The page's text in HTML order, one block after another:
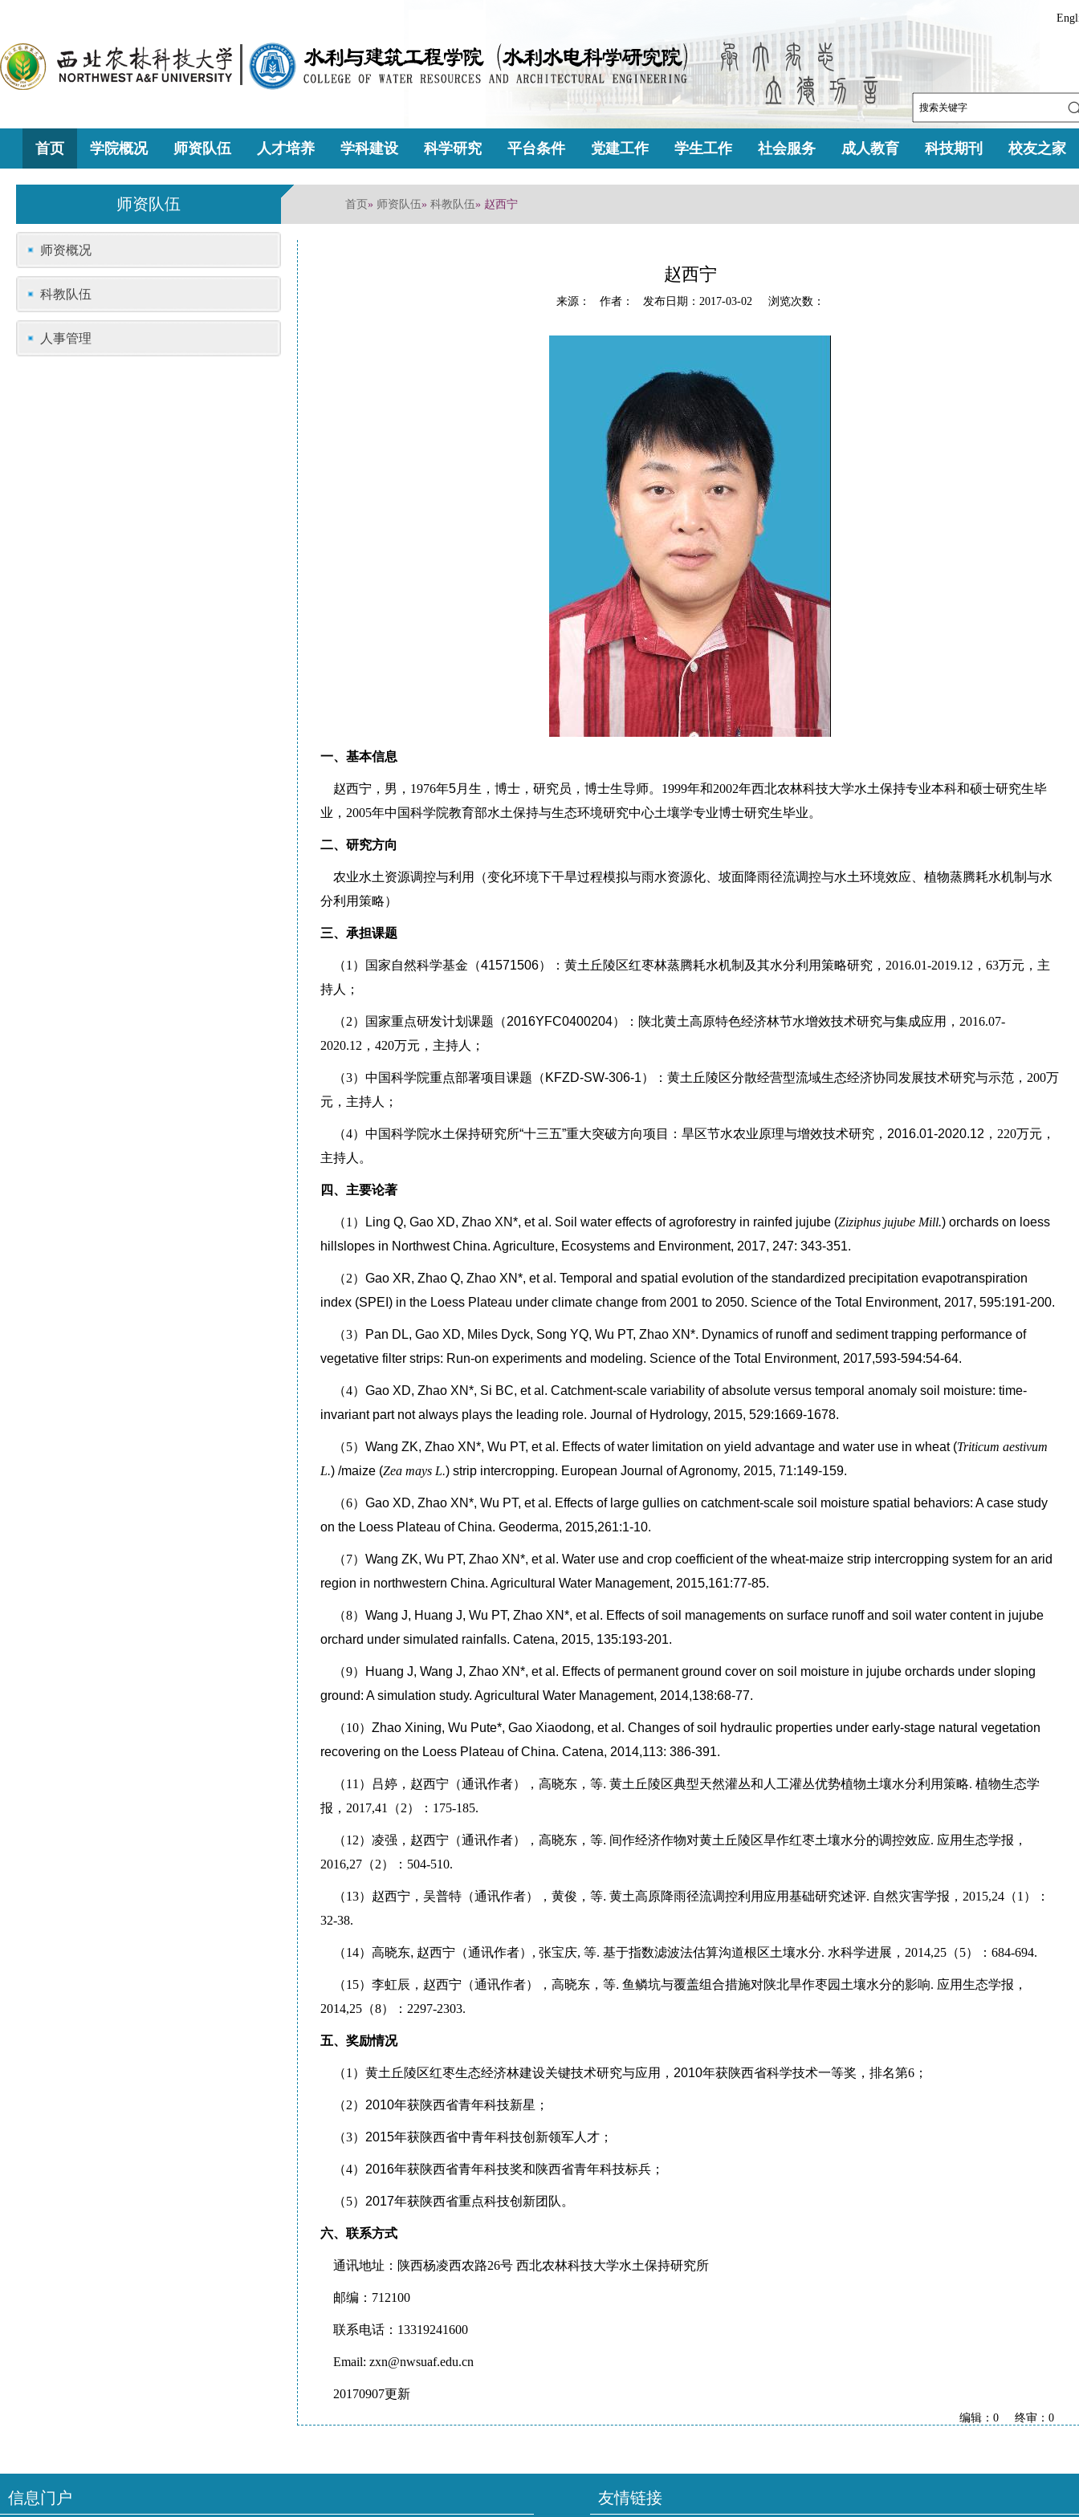
首页 学院概况 师资队伍 人才培养 学科建设 科学研究 平台条件 党建工作 学生工作 社会服务 成人教育 科技期刊 校友之家
师资队伍 首页 » 师资队伍» 科教队伍» 赵西宁
师资概况
科教队伍
人事管理
赵西宁
来源： 作者： 发布日期：2017-03-02 浏览次数：
一、基本信息
赵西宁 ，男，1976年5月生，博士，研究员，博士生导师。1999年和2002年西北农林科技大学水土保持专业本科和硕士研究生毕
业，2005年中国科学院教育部水土保持与生态环境研究中心土壤学专业博士研究生毕业。
二、研究方向
农业水土资源调控与利用（变化环境下干旱过程模拟与雨水资源化、坡面降雨径流调控与水土环境效应、植物蒸腾耗水机制与水
分利用策略）
三、承担课题
（1 ）国家自然科学基金（41571506）：黄土丘陵区红枣林蒸腾耗水机制及其水分利用策略研究，2016.01-2019.12，63万元，主
持人；
（2）国家重点研发计划课题（2016YFC0400204）：陕北黄土高原特色经济林节水增效技术研究与集成应用，2016.07-
2020.12，420万元，主持人；
（3）中国科学院重点部署项目课题（KFZD-SW-306-1）：黄土丘陵区分散经营型流域生态经济协同发展技术研究与示范，200万
元，主持人；
（4）中国科学院水土保持研究所“十三五”重大突破方向项目：旱区节水农业原理与增效技术研究，2016.01-2020.12 ，220万元，
主持人。
四、主要论著
（1 ）Ling Q, Gao XD, Zhao XN*, et al. Soil water effects of agroforestry in rainfed jujube (Ziziphus jujube Mill.) orchards on loess
hillslopes in Northwest China. Agriculture, Ecosystems and Environment, 2017, 247: 343-351.
（2）Gao XR, Zhao Q, Zhao XN*, et al. Temporal and spatial evolution of the standardized precipitation evapotranspiration
index (SPEI) in the Loess Plateau under climate change from 2001 to 2050. Science of the Total Environment, 2017, 595:191-200.
（3）Pan DL, Gao XD, Miles Dyck, Song YQ, Wu PT, Zhao XN*. Dynamics of runoff and sediment trapping performance of
vegetative filter strips: Run-on experiments and modeling. Science of the Total Environment, 2017,593-594:54-64.
（4）Gao XD, Zhao XN*, Si BC, et al. Catchment-scale variability of absolute versus temporal anomaly soil moisture: time-
invariant part not always plays the leading role. Journal of Hydrology, 2015, 529:1669-1678.
（5）Wang ZK, Zhao XN*, Wu PT, et al. Effects of water limitation on yield advantage and water use in wheat (Triticum aestivum
L.) /maize (Zea mays L.) strip intercropping. European Journal of Agronomy, 2015, 71:149-159.
（6）Gao XD, Zhao XN*, Wu PT, et al. Effects of large gullies on catchment-scale soil moisture spatial behaviors: A case study
on the Loess Plateau of China. Geoderma, 2015,261:1-10.
（7）Wang ZK, Wu PT, Zhao XN*, et al. Water use and crop coefficient of the wheat-maize strip intercropping system for an arid
region in northwestern China. Agricultural Water Management, 2015,161:77-85.
（8）Wang J, Huang J, Wu PT, Zhao XN*, et al. Effects of soil managements on surface runoff and soil water content in jujube
orchard under simulated rainfalls. Catena, 2015, 135:193-201.
（9）Huang J, Wang J, Zhao XN*, et al. Effects of permanent ground cover on soil moisture in jujube orchards under sloping
ground: A simulation study. Agricultural Water Management, 2014,138:68-77.
（10）Zhao Xining, Wu Pute*, Gao Xiaodong, et al. Changes of soil hydraulic properties under early-stage natural vegetation
recovering on the Loess Plateau of China. Catena, 2014,113: 386-391.
（11 ）吕婷，赵西宁（通讯作者），高晓东，等. 黄土丘陵区典型天然灌丛和人工灌丛优势植物土壤水分利用策略. 植物生态学
报，2017,41（2）：175-185.
（12）凌强，赵西宁（通讯作者），高晓东，等. 间作经济作物对黄土丘陵区旱作红枣土壤水分的调控效应. 应用生态学报，
2016,27（2）：504-510.
（13）赵西宁，吴普特（通讯作者），黄俊，等. 黄土高原降雨径流调控利用应用基础研究述评. 自然灾害学报，2015,24（1）：
32-38.
（14）高晓东, 赵西宁（通讯作者）, 张宝庆, 等. 基于指数滤波法估算沟道根区土壤水分. 水科学进展，2014,25（5）：684-694.
（15）李虹辰，赵西宁（通讯作者），高晓东，等. 鱼鳞坑与覆盖组合措施对陕北旱作枣园土壤水分的影响. 应用生态学报，
2014,25（8）：2297-2303.
五、奖励情况
（1 ）黄土丘陵区红枣生态经济林建设关键技术研究与应用，2010年获陕西省科学技术一等奖，排名第6；
（2）2010年获陕西省青年科技新星；
（3）2015年获陕西省中青年科技创新领军人才；
（4）2016年获陕西省青年科技奖和陕西省青年科技标兵；
（5）2017年获陕西省重点科技创新团队。
六、联系方式
通讯地址：陕西杨凌西农路26号 西北农林科技大学水土保持研究所
邮编：712100
联系电话：13319241600
Email: zxn@nwsuaf.edu.cn
20170907更新
编辑：0 终审：0
信息门户 友情链接